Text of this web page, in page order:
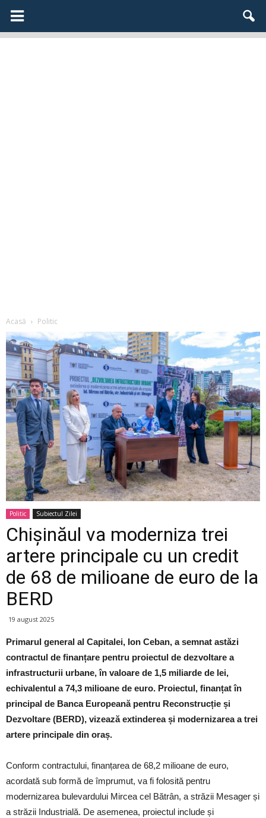
Acasă Politic
Politic Subiectul Zilei
Chișinăul va moderniza trei
artere principale cu un credit
de 68 de milioane de euro de la
BERD
19 august 2025
Primarul general al Capitalei, Ion Ceban, a semnat astăzi
contractul de finanțare pentru proiectul de dezvoltare a
infrastructurii urbane, în valoare de 1,5 miliarde de lei,
echivalentul a 74,3 milioane de euro. Proiectul, finanțat în
principal de Banca Europeană pentru Reconstrucție și
Dezvoltare (BERD), vizează extinderea și modernizarea a trei
artere principale din oraș.
Conform contractului, finanțarea de 68,2 milioane de euro,
acordată sub formă de împrumut, va fi folosită pentru
modernizarea bulevardului Mircea cel Bătrân, a străzii Mesager și
a străzii Industrială. De asemenea, proiectul include și